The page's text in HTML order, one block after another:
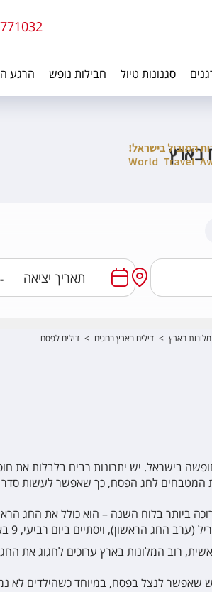
סגנונות טיול חבילות נופש הרגע
בארץ
-
בארץ > דילים בארץ בחגים > דילים לפסח
בישראל. יש יתרונות רבים בלבלות את
המטבחים לחג הפסח, כך שאפשר לעשות סדר
ביותר בלוח השנה – הוא כולל את החג
רוב המלונות בארץ ערוכים לחגוג את
שאפשר לנצל בפסח, במיוחד כשהילדים לא